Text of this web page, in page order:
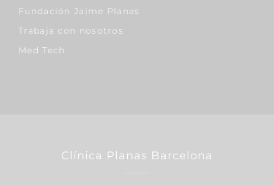
Fundación Jaime Planas
Trabaja con nosotros
Med Tech
Clínica Planas Barcelona